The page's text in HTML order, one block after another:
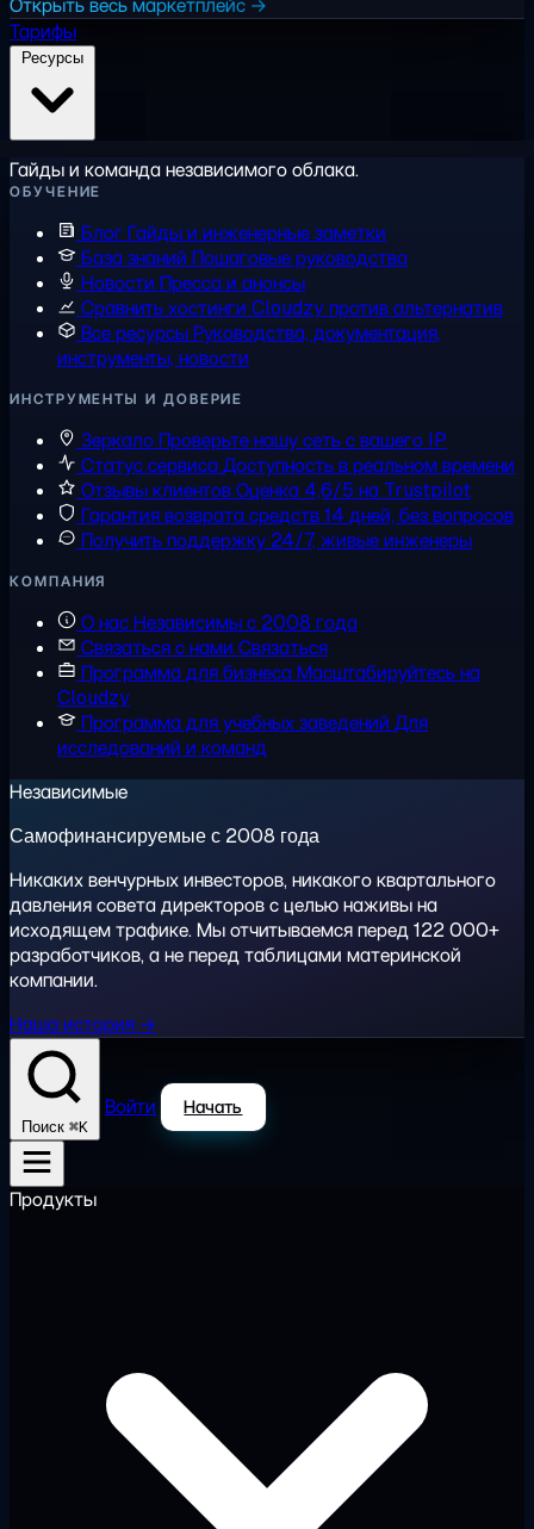
Открыть весь маркетплейс →
Тарифы
Гайды и команда независимого облака.
ОБУЧЕНИЕ
Блог Гайды и инженерные заметки
База знаний Пошаговые руководства
Новости Пресса и анонсы
Сравнить хостинги Cloudzy против альтернатив
Все ресурсыРуководства, документация,
инструменты, новости
ИНСТРУМЕНТЫ И ДОВЕРИЕ
Зеркало Проверьте нашу сеть с вашего IP
Статус сервисаДоступность в реальном времени
Отзывы клиентовОценка 4,6/5 на Trustpilot
Гарантия возврата средств14 дней, без вопросов
Получить поддержку 24/7, живые инженеры
КОМПАНИЯ
О насНезависимы с 2008 года
Связаться с нами Связаться
Программа для бизнесаМасштабируйтесь на
Cloudzy
Программа для учебных заведений Для
исследований и команд
Независимые
Самофинансируемые с 2008 года
Никаких венчурных инвесторов, никакого квартального
давления совета директоров с целью наживы на
исходящем трафике. Мы отчитываемся перед 122 000+
разработчиков, а не перед таблицами материнской
компании.
Наша история →
Поиск ⌘K
Войти Начать
Продукты